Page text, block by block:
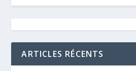
ARTICLES RÉCENTS